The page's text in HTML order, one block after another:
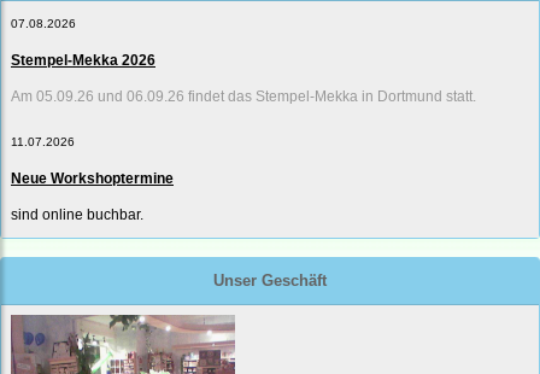
07.08.2026
Stempel-Mekka 2026
Am 05.09.26 und 06.09.26 findet das Stempel-Mekka in Dortmund statt.
11.07.2026
Neue Workshoptermine
sind online buchbar.
Unser Geschäft